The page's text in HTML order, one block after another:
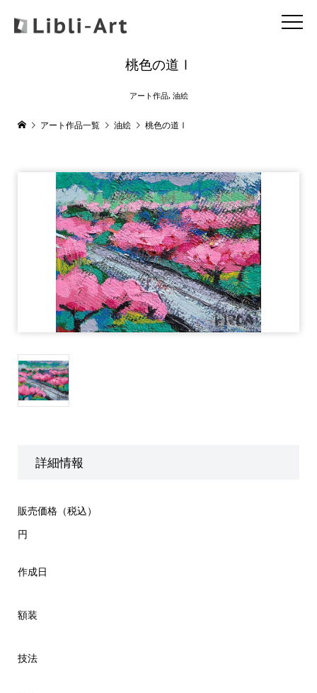
桃色の道Ⅰ
アート作品, 油絵
アート作品一覧 油絵 桃色の道Ⅰ
詳細情報
販売価格（税込）
円
作成日
額装
技法